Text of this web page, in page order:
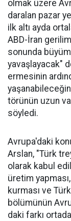
olmak üzere
daralan pazar
ilk altı ayda
ABD-İran
sonunda
yavaşlayacak"
ermesinin
törünün uzun
söyledi.
Avrupa'daki
Arslan, "Türk
ola­rak kabul
üre­tim
kurması ve
bölümünün
daki farkı